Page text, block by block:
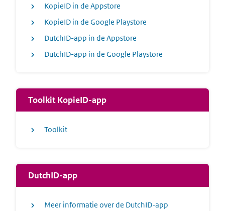
KopieID in de Appstore
KopieID in de Google Playstore
DutchID-app in de Appstore
DutchID-app in de Google Playstore
Toolkit KopieID-app
Toolkit
DutchID-app
Meer informatie over de DutchID-app